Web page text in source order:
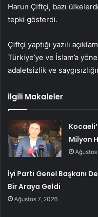
Harun Çiftçi, bazı
tepki gösterdi.
Çiftçi yaptığı yazılı
Türkiye’ye ve İslam’a
adaletsizlik ve
İlgili Makaleler
Milyon
İyi Parti Genel Başkanı
Bir Araya Geldi
Ağustos 7, 2026